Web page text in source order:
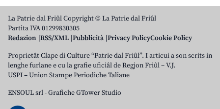
La Patrie dal Friûl Copyright © La Patrie dal Friûl
Partita IVA 01299830305
Redazion RSS/XML Pubblicità Privacy PolicyCookie Policy
Proprietât Clape di Culture “Patrie dal Friûl”. I articui a son scrits in
lenghe furlane e cu la grafie uficiâl de Regjon Friûl – V.J.
USPI – Union Stampe Periodiche Taliane
ENSOUL srl-Grafiche GTower Studio